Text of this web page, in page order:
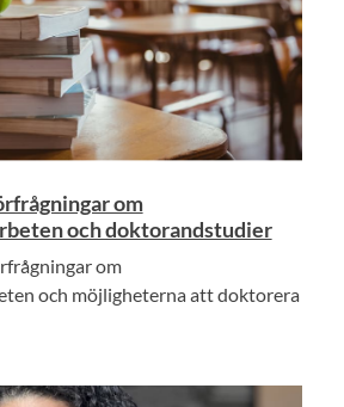
om
och doktorandstudier
om
och möjligheterna att doktorera